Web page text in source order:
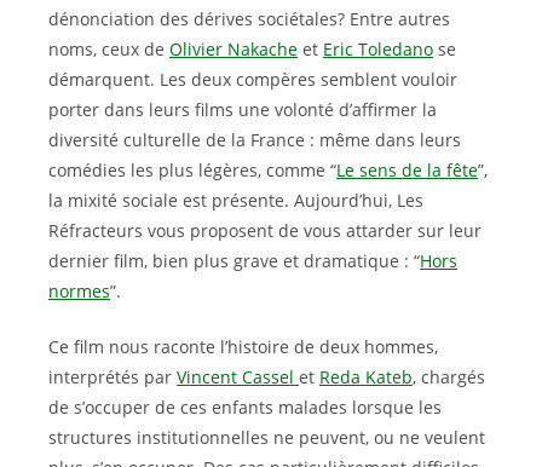
dénonciation des dérives sociétales? Entre autres
noms, ceux de Olivier Nakache et Eric Toledano se
démarquent. Les deux compères semblent vouloir
porter dans leurs films une volonté d’affirmer la
diversité culturelle de la France : même dans leurs
comédies les plus légères, comme “Le sens de la fête”,
la mixité sociale est présente. Aujourd’hui, Les
Réfracteurs vous proposent de vous attarder sur leur
dernier film, bien plus grave et dramatique : “Hors
normes”.
Ce film nous raconte l’histoire de deux hommes,
interprétés par Vincent Cassel et Reda Kateb, chargés
de s’occuper de ces enfants malades lorsque les
structures institutionnelles ne peuvent, ou ne veulent